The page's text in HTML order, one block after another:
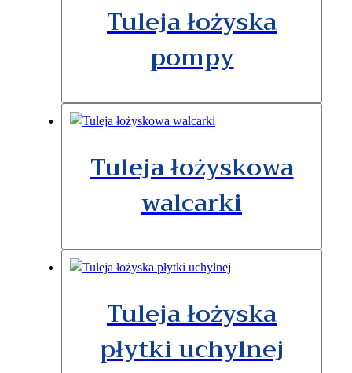
Tuleja łożyska
pompy
Tuleja łożyskowa
walcarki
Tuleja łożyska
płytki uchylnej